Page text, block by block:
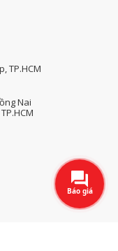
TP.HCM
Nai